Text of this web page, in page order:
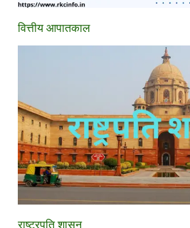
वित्तीय आपातकाल
राष्ट्रपति शासन